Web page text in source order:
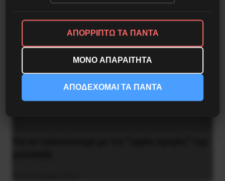
ΑΠΟΡΡΙΠΤΩ ΤΑ ΠΑΝΤΑ
ΜΟΝΟ ΑΠΑΡΑΙΤΗΤΑ
ΑΠΟΔΕΧΟΜΑΙ ΤΑ ΠΑΝΤΑ